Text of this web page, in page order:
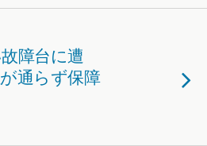
障台に遭
通らず保障